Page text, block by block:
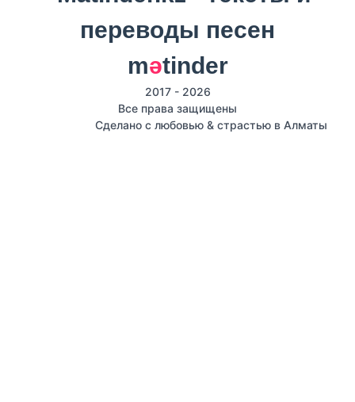
mәtinder
2017 - 2026
Все права защищены
Сделано с любовью & страстью в Алматы